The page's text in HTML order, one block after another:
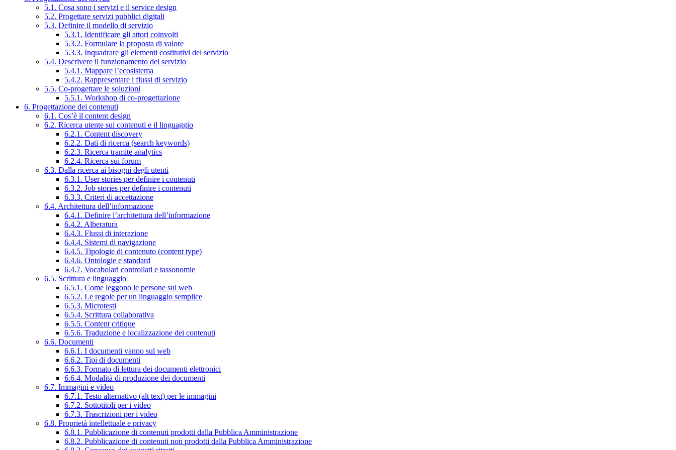
5.1. Cosa sono i servizi e il service design
5.2. Progettare servizi pubblici digitali
5.3. Definire il modello di servizio
5.3.1. Identificare gli attori coinvolti
5.3.2. Formulare la proposta di valore
5.3.3. Inquadrare gli elementi costitutivi del servizio
5.4. Descrivere il funzionamento del servizio
5.4.1. Mappare l’ecosistema
5.4.2. Rappresentare i flussi di servizio
5.5. Co-progettare le soluzioni
5.5.1. Workshop di co-progettazione
6. Progettazione dei contenuti
6.1. Cos’è il content design
6.2. Ricerca utente sui contenuti e il linguaggio
6.2.1. Content discovery
6.2.2. Dati di ricerca (search keywords)
6.2.3. Ricerca tramite analytics
6.2.4. Ricerca sui forum
6.3. Dalla ricerca ai bisogni degli utenti
6.3.1. User stories per definire i contenuti
6.3.2. Job stories per definire i contenuti
6.3.3. Criteri di accettazione
6.4. Architettura dell’informazione
6.4.1. Definire l’architettura dell’informazione
6.4.2. Alberatura
6.4.3. Flussi di interazione
6.4.4. Sistemi di navigazione
6.4.5. Tipologie di contenuto (content type)
6.4.6. Ontologie e standard
6.4.7. Vocabolari controllati e tassonomie
6.5. Scrittura e linguaggio
6.5.1. Come leggono le persone sul web
6.5.2. Le regole per un linguaggio semplice
6.5.3. Microtesti
6.5.4. Scrittura collaborativa
6.5.5. Content critique
6.5.6. Traduzione e localizzazione dei contenuti
6.6. Documenti
6.6.1. I documenti vanno sul web
6.6.2. Tipi di documenti
6.6.3. Formato di lettura dei documenti elettronici
6.6.4. Modalità di produzione dei documenti
6.7. Immagini e video
6.7.1. Testo alternativo (alt text) per le immagini
6.7.2. Sottotitoli per i video
6.7.3. Trascrizioni per i video
6.8. Proprietà intellettuale e privacy
6.8.1. Pubblicazione di contenuti prodotti dalla Pubblica Amministrazione
6.8.2. Pubblicazione di contenuti non prodotti dalla Pubblica Amministrazione